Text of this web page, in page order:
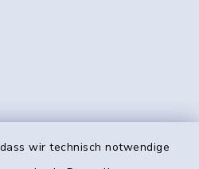
wir technisch notwendige